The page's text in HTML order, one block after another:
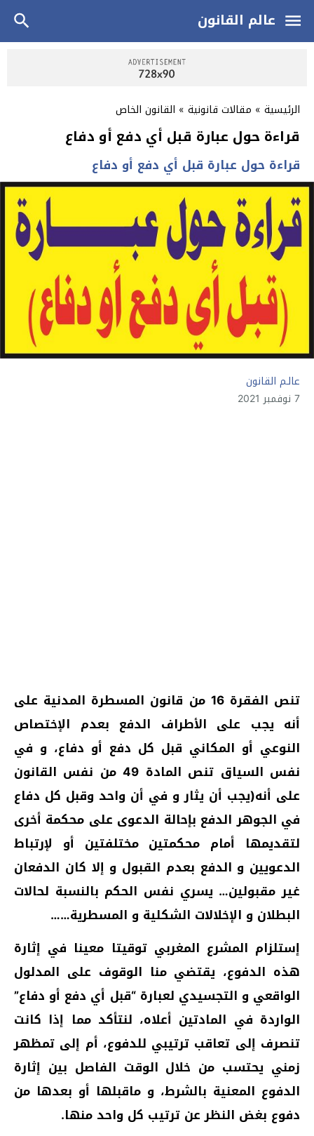
عالم القانون
الرئيسية » مقالات قانونية » القانون الخاص
قراءة حول عبارة قبل أي دفع أو دفاع
قراءة حول عبارة قبل أي دفع أو دفاع
عالـم القانون
7 نوفمبر 2021
تنص الفقرة 16 من قانون المسطرة المدنية على
أنه يجب على الأطراف الدفع بعدم الإختصاص
النوعي أو المكاني قبل كل دفع أو دفاع، و في
نفس السياق تنص المادة 49 من نفس القانون
على أنه(يجب أن يثار و في أن واحد وقبل كل دفاع
في الجوهر الدفع بإحالة الدعوى على محكمة أخرى
لتقديمها أمام محكمتين مختلفتين أو لإرتباط
الدعويين و الدفع بعدم القبول و إلا كان الدفعان
غير مقبولين… يسري نفس الحكم بالنسبة لحالات
البطلان و الإخلالات الشكلية و المسطرية……
إستلزام المشرع المغربي توقيتا معينا في إثارة
هذه الدفوع، يقتضي منا الوقوف على المدلول
الواقعي و التجسيدي لعبارة “قبل أي دفع أو دفاع”
الواردة في المادتين أعلاه، لنتأكد مما إذا كانت
تنصرف إلى تعاقب ترتيبي للدفوع، أم إلى تمظهر
زمني يحتسب من خلال الوقت الفاصل بين إثارة
الدفوع المعنية بالشرط، و ماقبلها أو بعدها من
دفوع بغض النظر عن ترتيب كل واحد منها.